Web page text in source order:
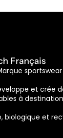
Français
et crée
à
biologique et